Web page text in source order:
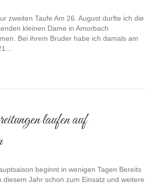
zweiten Taufe Am 26. August durfte ich die
kleinen Dame in Amorbach
Bei ihrem Bruder habe ich damals am
laufen auf
beginnt in wenigen Tagen Bereits
diesem Jahr schon zum Einsatz und weitere